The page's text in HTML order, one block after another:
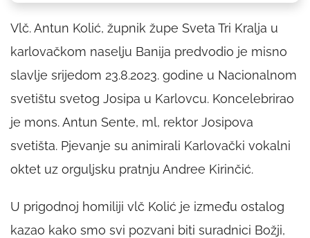
Vlč. Antun Kolić, župnik župe Sveta Tri Kralja u
karlovačkom naselju Banija predvodio je misno
slavlje srijedom 23.8.2023. godine u Nacionalnom
svetištu svetog Josipa u Karlovcu. Koncelebrirao
je mons. Antun Sente, ml, rektor Josipova
svetišta. Pjevanje su animirali Karlovački vokalni
oktet uz orguljsku pratnju Andree Kirinčić.
U prigodnoj homiliji vlč Kolić je između ostalog
kazao kako smo svi pozvani biti suradnici Božji,